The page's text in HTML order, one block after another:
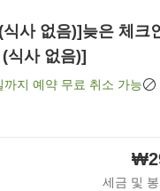
식사 없음)]늦은 체크
식사 없음)]
까지 예약 무료 취소 가능
세금 및